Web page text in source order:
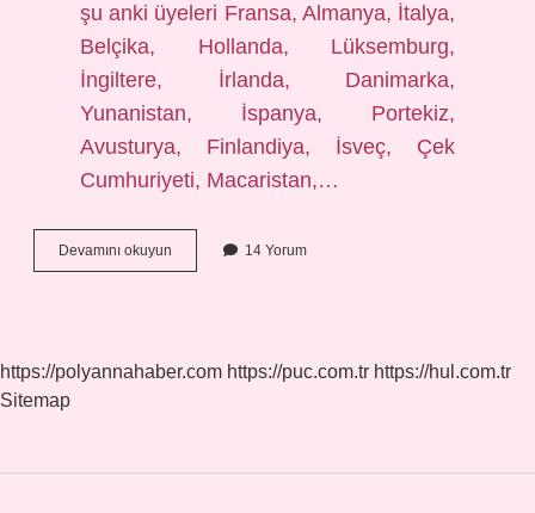
şu anki üyeleri Fransa, Almanya, İtalya,
Belçika, Hollanda, Lüksemburg,
İngiltere, İrlanda, Danimarka,
Yunanistan, İspanya, Portekiz,
Avusturya, Finlandiya, İsveç, Çek
Cumhuriyeti, Macaristan,…
Devamını okuyun
Avrupa
14 Yorum
https://polyannahaber.com https://puc.com.tr https://hul.com.tr
Sitemap